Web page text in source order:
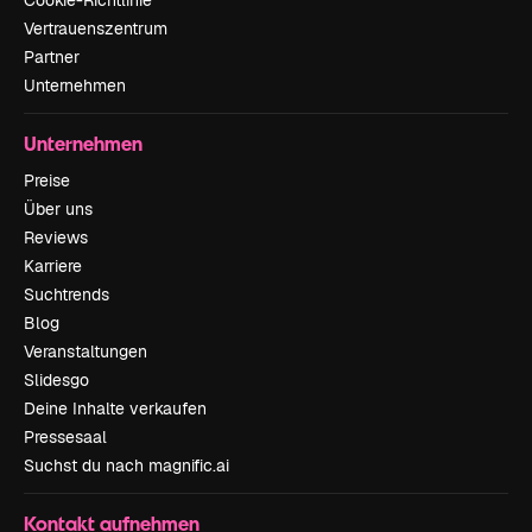
Vertrauenszentrum
Partner
Unternehmen
Unternehmen
Preise
Über uns
Reviews
Karriere
Suchtrends
Blog
Veranstaltungen
Slidesgo
Deine Inhalte verkaufen
Pressesaal
Suchst du nach magnific.ai
Kontakt aufnehmen